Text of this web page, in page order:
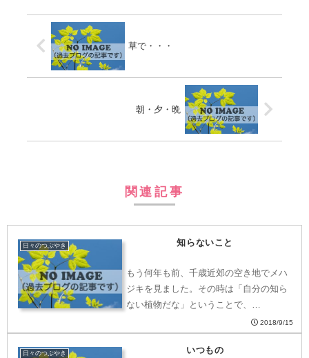
草で・・・
朝・夕・晩
関連記事
日々のつぶやき 知らないこと
もう何年も前、千歳近郊の空き地でメハ
ジキを見ました。その時は「自分の知ら
ない植物だな」ということで、…
2018/9/15
日々のつぶやき いつもの